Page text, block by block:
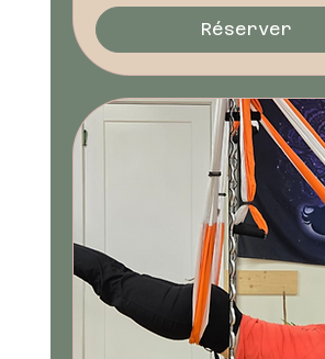
Réserver